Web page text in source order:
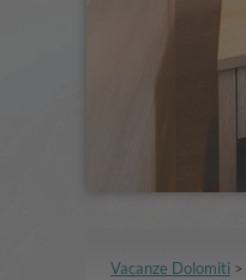
Vacanze Dolomiti >